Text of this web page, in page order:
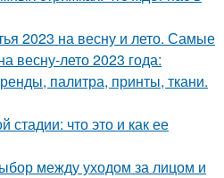
2023 на весну и лето. Самые
весну-лето 2023 года:
палитра, принты, ткани.
стадии: что это и как ее
между уходом за лицом и